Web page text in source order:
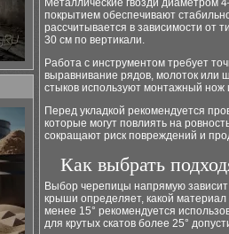
Металлические гвозди диаметром
покрытием обеспечивают
рассчитывается в зависимости от
30 см по вертикали.
Работа с инструментом требует
выравнивание рядов, молоток или
стыков используют монтажный нож
Перед укладкой рекомендуется
которые могут повлиять на
сокращают риск повреждений и
Как выбрать
Выбор черепицы напрямую зависит
крыши определяет, какой
менее 15° рекомендуется
для крутых скатов более 25°